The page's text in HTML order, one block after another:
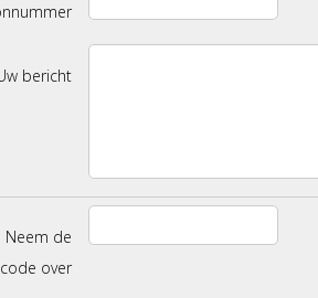
bericht
Neem de
over